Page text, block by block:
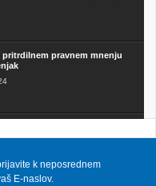
pritrdilnem pravnem mnenju
telekomunikacijske
k neposrednem
E-naslov.